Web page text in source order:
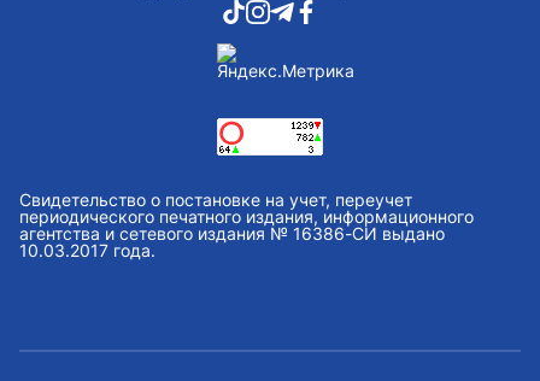
Свидетельство о постановке на учет, переучет
периодического печатного издания, информационного
агентства и сетевого издания № 16386-СИ выдано
10.03.2017 года.